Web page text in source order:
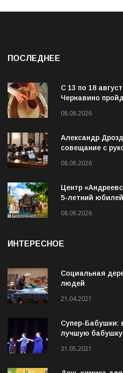
ПОСЛЕДНЕЕ
С 13 по 18
Чернавино
08.08.2026
Александр
совещание с
08.08.2026
Центр
5-летний юбилей
08.08.2026
ИНТЕРЕСНОЕ
Социальная
людей
21.04.2021
Супер-Бабушки:
лучшую
31.05.2021